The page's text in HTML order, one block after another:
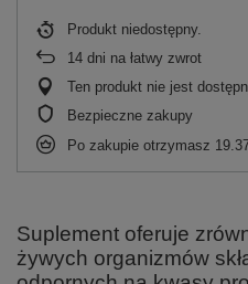
Produkt niedostępny
14 dni na łatwy zwrot
Ten produkt nie jest
Bezpieczne zakupy
Po zakupie otrzymasz
Suplement oferuje
żywych organizmów